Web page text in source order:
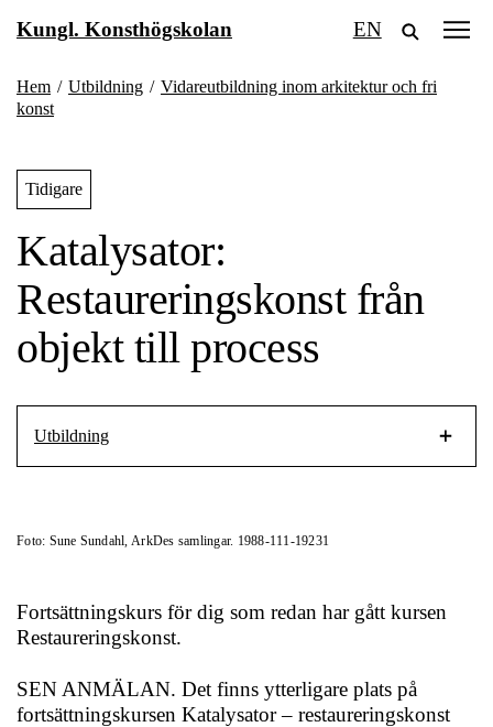
tillKungl. Konsthögskolan EN
Hem / Utbildning / Vidareutbildning inom arkitektur och fri
konst
Tidigare
Katalysator:
Restaureringskonst från
objekt till process
Utbildning
Foto: Sune Sundahl, ArkDes samlingar. 1988-111-19231
Fortsättningskurs för dig som redan har gått kursen
Restaureringskonst.
SEN ANMÄLAN. Det finns ytterligare plats på
fortsättningskursen Katalysator – restaureringskonst